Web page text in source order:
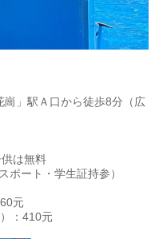
」駅Ａ口から徒歩8分（広
は無料
ポート・学生証持参）
元
：410元